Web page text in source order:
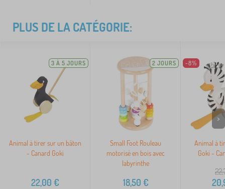
PLUS DE LA CATÉGORIE:
3 À 5 JOURS
Animal à tirer sur un bâton
- Canard Goki
22,00 €
2 JOURS
Small Foot Rouleau
motorisé en bois avec
labyrinthe
18,50 €
-8%
Animal à
Goki -
>